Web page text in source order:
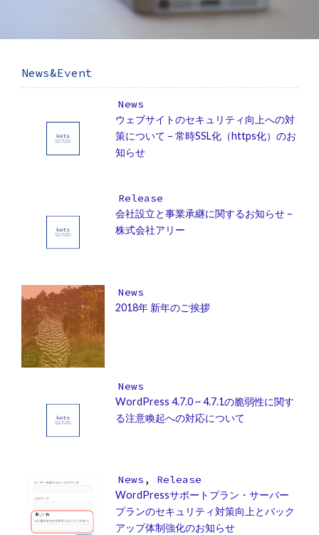
News&Event
News
ウェブサイトのセキュリティ向上への対
策について – 常時SSL化（https化）のお
知らせ
Release
会社設立と事業承継に関するお知らせ –
株式会社アリー
News
2018年 新年のご挨拶
News
WordPress 4.7.0 ~ 4.7.1の脆弱性に関す
る注意喚起への対応について
News , Release
WordPressサポートプラン・サーバー
プランのセキュリティ対策向上とバック
アップ体制強化のお知らせ